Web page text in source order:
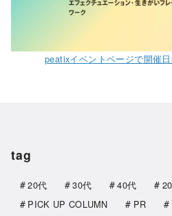
peatixイベントページで開催日
tag
20代 30代 40代
PICK UP COLUMN
PR